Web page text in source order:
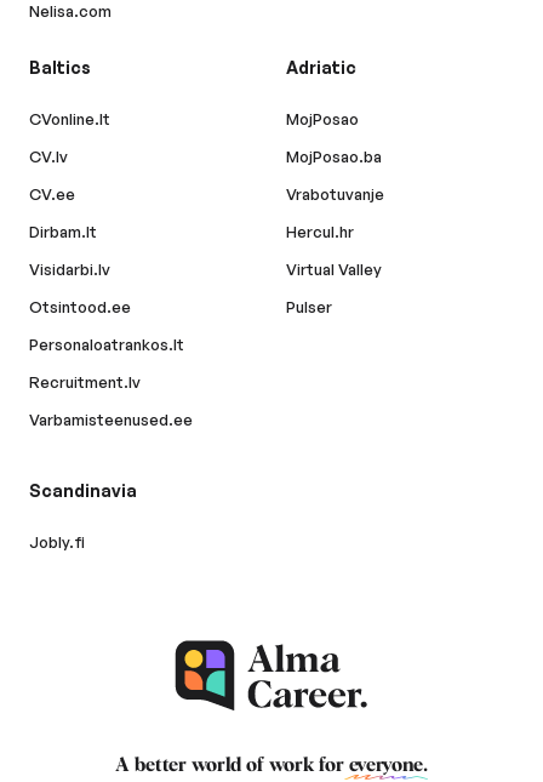
Nelisa.com
Baltics
CVonline.lt
CV.lv
CV.ee
Dirbam.lt
Visidarbi.lv
Otsintood.ee
Personaloatrankos.lt
Recruitment.lv
Varbamisteenused.ee
Adriatic
MojPosao
MojPosao.ba
Vrabotuvanje
Hercul.hr
Virtual Valley
Pulser
Scandinavia
Jobly.fi
A better world of work for everyone.